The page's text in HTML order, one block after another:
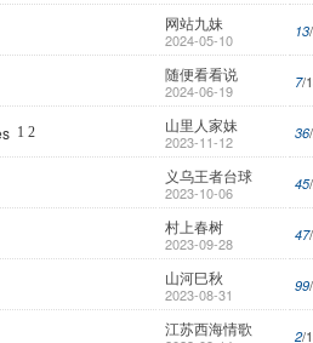
网站九妹
2024-05-10 13
随便看看说
2024-06-19 7/
1 2 山里人家妹
2023-11-12 36
义乌王者台球
2023-10-06 45
村上春树
2023-09-28 47
山河巳秋
2023-08-31 99
江苏西海情歌 2/